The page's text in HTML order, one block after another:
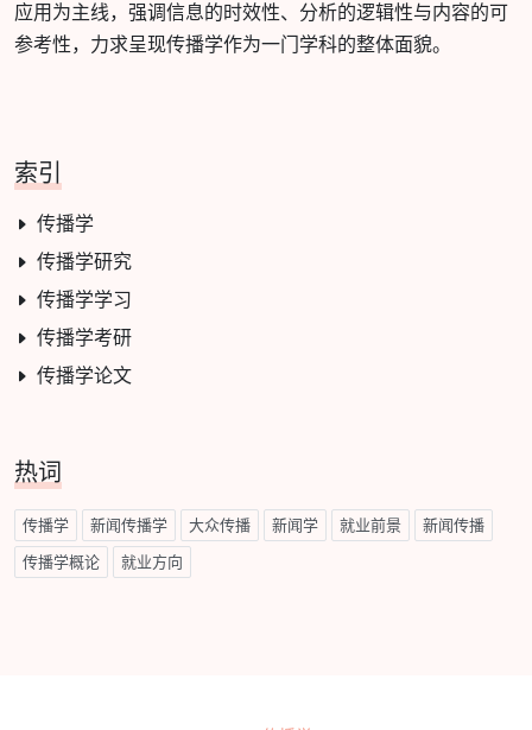
应用为主线，强调信息的时效性、分析的逻辑性与内容的可
参考性，力求呈现传播学作为一门学科的整体面貌。
索引
传播学
传播学研究
传播学学习
传播学考研
传播学论文
热词
传播学 新闻传播学 大众传播 新闻学 就业前景 新闻传播
传播学概论 就业方向